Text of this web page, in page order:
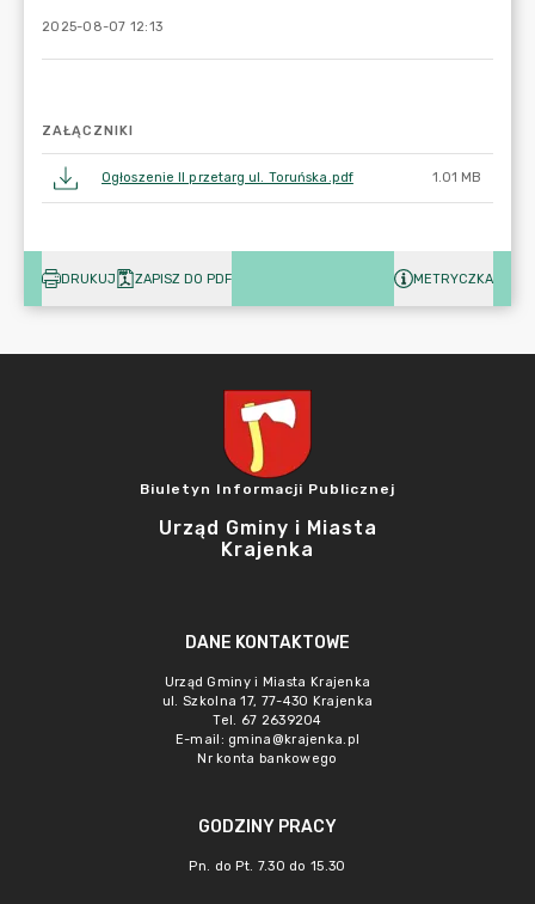
2025-08-07 12:13
ZAŁĄCZNIKI
Ogłoszenie II przetarg ul. Toruńska.pdf 1.01 MB
DRUKUJ ZAPISZ DO PDF METRYCZKA
Biuletyn Informacji Publicznej
Urząd Gminy i Miasta
Krajenka
DANE KONTAKTOWE
Urząd Gminy i Miasta Krajenka
ul. Szkolna 17, 77-430 Krajenka
Tel. 67 2639204
E-mail: gmina@krajenka.pl
Nr konta bankowego
GODZINY PRACY
Pn. do Pt. 7.30 do 15.30